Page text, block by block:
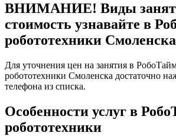
ВНИМАНИЕ! Виды
стоимость узнавайте в
робототехники
Для уточнения цен на занятия в
робототехники Смоленска достаточно
телефона из списка.
Особенности услуг в
робототехники